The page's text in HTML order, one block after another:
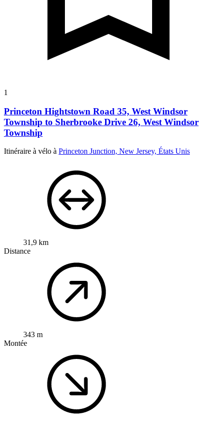
1
Princeton Hightstown Road 35, West Windsor
Township to Sherbrooke Drive 26, West Windsor
Township
Itinéraire à vélo à Princeton Junction, New Jersey, États Unis
31,9 km
Distance
343 m
Montée